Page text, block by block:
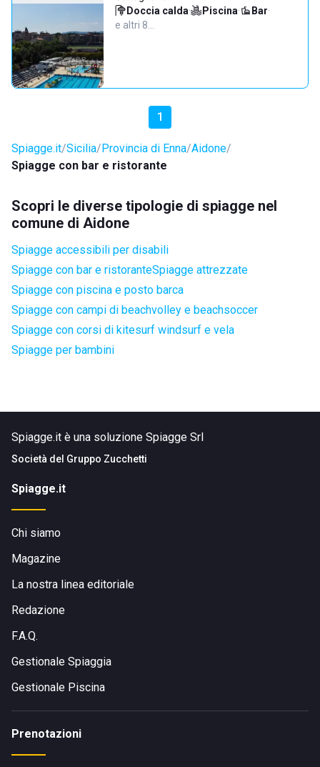
Doccia calda· Piscina· Bar·
e altri 8…
1
Spiagge.it Sicilia Provincia di Enna Aidone
Spiagge con bar e ristorante
Scopri le diverse tipologie di spiagge nel
comune di Aidone
Spiagge accessibili per disabili
Spiagge con bar e ristoranteSpiagge attrezzate
Spiagge con piscina e posto barca
Spiagge con campi di beachvolley e beachsoccer
Spiagge con corsi di kitesurf windsurf e vela
Spiagge per bambini
Spiagge.it è una soluzione Spiagge Srl
Società del Gruppo Zucchetti
Spiagge.it
Chi siamo
Magazine
La nostra linea editoriale
Redazione
F.A.Q.
Gestionale Spiaggia
Gestionale Piscina
Prenotazioni